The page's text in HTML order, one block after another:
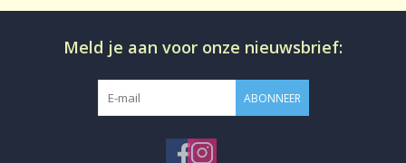
CafeÃƒÂ¯neÃ¢â‚¬Â¨:
CafeÃƒÂ¯nehoudend
conventioneel
Losse thee in aromadichte
verpakking
Meld je aan voor onze nieuwsbrief:
ABONNEER